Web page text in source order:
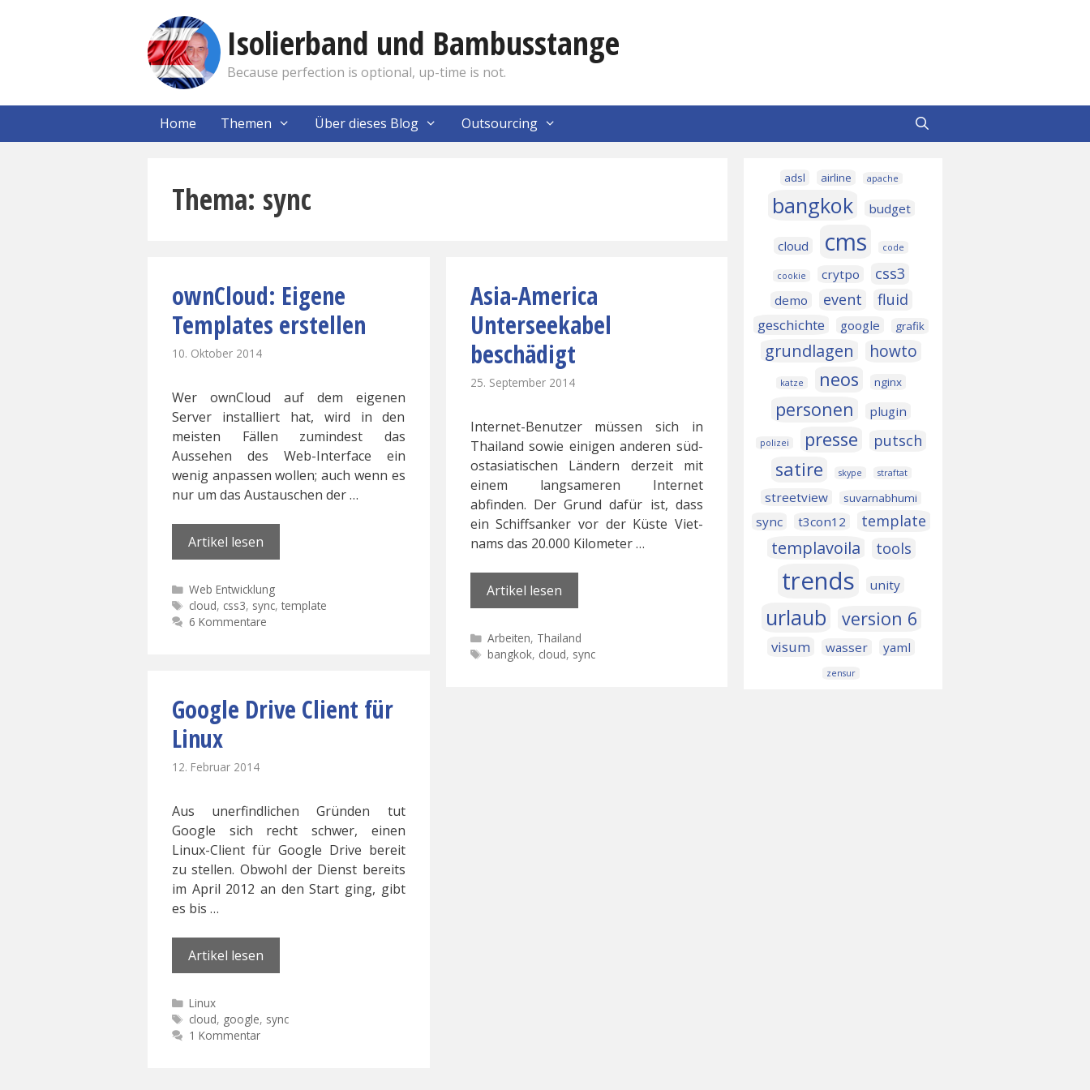
Isolierband und Bambusstange
Because perfection is optional, up-time is not.
Home Themen Über dieses Blog Outsourcing
sync
ownCloud: Eigene
Templates erstellen
10. Oktober 2014
Wer ownCloud auf dem eigenen
Server installiert hat, wird in den
meisten Fällen zumindest das
Aussehen des Web-Interface ein
wenig anpassen wollen; auch wenn es
nur um das Austauschen der …
Artikel lesen
Kategorien
Web Entwicklung
Schlagwörter
cloud, css3, sync,template
6 Kommentare
Asia-America
Unterseekabel
beschädigt
25. September 2014
Internet-Benutzer müssen sich in
Thailand sowie einigen anderen süd­
ost­asiati­schen Ländern derzeit mit
einem langsameren Internet
abfinden. Der Grund dafür ist, dass
ein Schiffsanker vor der Küste Viet­
nams das 20.000 Kilometer …
Artikel lesen
Kategorien
Arbeiten, Thailand
Schlagwörter
bangkok, cloud, sync
Google Drive Client für
Linux
12. Februar 2014
Aus unerfindlichen Gründen tut
Google sich recht schwer, einen
Linux-Client für Google Drive bereit
zu stellen. Obwohl der Dienst bereits
im April 2012 an den Start ging, gibt
es bis …
Artikel lesen
Kategorien
Linux
Schlagwörter
cloud, google, sync
1 Kommentar
adsl airline apache
bangkok budget
cloud cms code
cookie crytpo css3
demo event fluid
geschichte google grafik
grundlagen howto
katze neos nginx
personen plugin
polizei presse putsch
satire skype straftat
streetview suvarnabhumi
sync t3con12 template
templavoila tools
trends unity
urlaub version 6
visum wasser yaml
zensur